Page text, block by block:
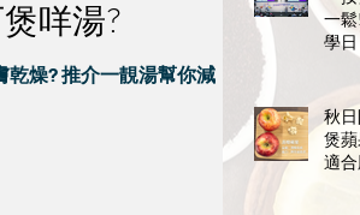
一鬆
學日
秋日
煲蘋
適
咩湯?
乾燥? 推介一靚湯幫你減